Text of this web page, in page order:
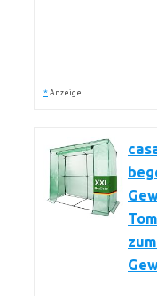
* Anzeige